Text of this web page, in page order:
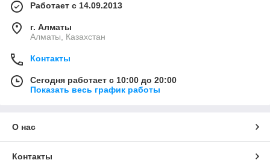
Работает с 14.09.2013
г. Алматы
Алматы, Казахстан
Контакты
Сегодня работает с 10:00 до 20:00
Показать весь график работы
О нас
Контакты